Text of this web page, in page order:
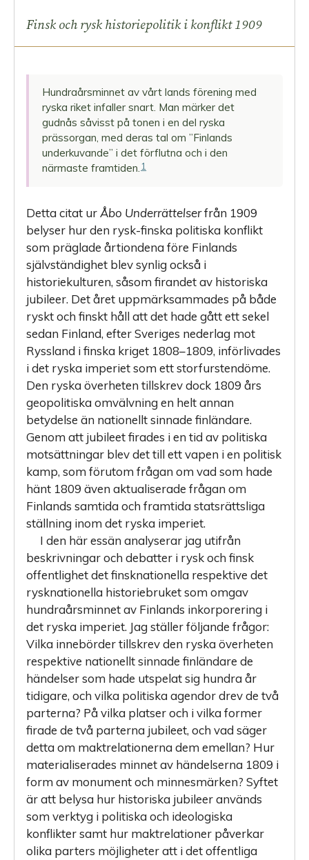
lantdagsöppnande
Minnet
Fredrikshamnsfreden
rysk
maktdemonstration
materialiserat
Historiskt
jubileum
ideologins
tjänst
Finsk och rysk historiepolitik i konflikt 1909
Hundraårsminnet av vårt lands förening med
ryska riket infaller snart. Man märker det
gudnås såvisst på tonen i en del ryska
prässorgan, med deras tal om ”Finlands
underkuvande” i det förflutna och i den
närmaste framtiden. 1
Detta citat urÅbo Underrättelserfrån 1909
belyser hur den rysk-finska politiska konflikt
som präglade årtiondena före Finlands
självständighet blev synlig också i
historiekulturen, såsom firandet av historiska
jubileer. Det året uppmärksammades på både
ryskt och finskt håll att det hade gått ett sekel
sedan Finland, efter Sveriges nederlag mot
Ryssland i finska kriget 1808–1809, införlivades
i det ryska imperiet som ett storfurstendöme.
Den ryska överheten tillskrev dock 1809 års
geopolitiska omvälvning en helt annan
betydelse än nationellt sinnade finländare.
Genom att jubileet firades i en tid av politiska
motsättningar blev det till ett vapen i en politisk
kamp, som förutom frågan om vad som hade
hänt 1809 även aktualiserade frågan om
Finlands samtida och framtida statsrättsliga
ställning inom det ryska imperiet.
I den här essän analyserar jag utifrån
beskrivningar och debatter i rysk och finsk
offentlighet det finsknationella respektive det
rysknationella historiebruket som omgav
hundraårsminnet av Finlands inkorporering i
det ryska imperiet. Jag ställer följande frågor:
Vilka innebörder tillskrev den ryska överheten
respektive nationellt sinnade finländare de
händelser som hade utspelat sig hundra år
tidigare, och vilka politiska agendor drev de två
parterna? På vilka platser och i vilka former
firade de två parterna jubileet, och vad säger
detta om maktrelationerna dem emellan? Hur
materialiserades minnet av händelserna 1809 i
form av monument och minnesmärken? Syftet
är att belysa hur historiska jubileer används
som verktyg i politiska och ideologiska
konflikter samt hur maktrelationer påverkar
olika parters möjligheter att i det offentliga